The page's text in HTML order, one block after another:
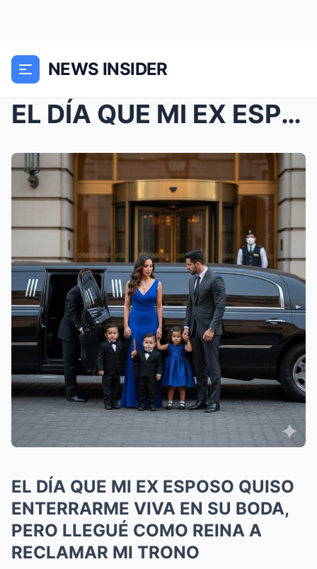
NEWS INSIDER
EL DÍA QUE MI EX ESPOSO QUISO ENTERRARME VIVA EN S...
EL DÍA QUE MI EX ESPOSO QUISO
ENTERRARME VIVA EN SU BODA,
PERO LLEGUÉ COMO REINA A
RECLAMAR MI TRONO